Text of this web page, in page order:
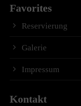
Favorites
Reservierung
Galerie
Impressum
Kontakt